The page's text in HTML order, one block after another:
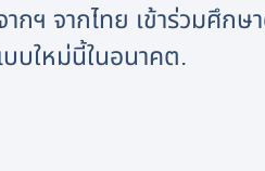
ฯ จากไทย เข้าร่วมศึกษ
บบใหม่นี้ในอนาคต.